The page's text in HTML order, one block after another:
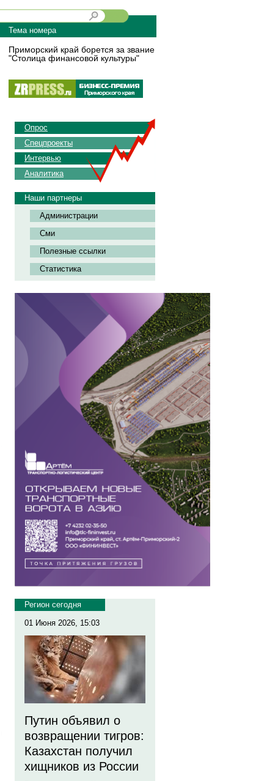
Тема номера
Приморский край борется за звание
"Столица финансовой культуры"
Опрос
Спецпроекты
Интервью
Аналитика
Наши партнеры
Администрации
Сми
Полезные ссылки
Статистика
Регион сегодня
01 Июня 2026, 15:03
Путин объявил о
возвращении тигров:
Казахстан получил
хищников из России